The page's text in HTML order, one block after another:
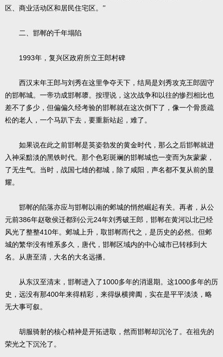
区、商业活动区和居民住宅区。”
二、邯郸的千年塌陷
1993年，复兴区政府所立王郎村碑
西汉末年王郎与刘秀在这里争夺天下，结局是刘秀攻克王郎固守
的邯郸城。一帝功成邯郸隳。按理说，这次战争和以往的惨烈相比也
差不了多少，但偏偏久经考验的邯郸就在这次倒下了，像一个骨质疏
松的老人，一个马趴下去，要重新站起，难了。
如果说在此之前邯郸是英姿勃发的黄金时代，那么之后邯郸就进
入神采黯淡的黑铁时代。那个色彩斑斓的邯郸城也一变而为灰蒙蒙，
了无生气。当时，战国七雄的都城，除了咸阳，声名都不复从前的显
耀。
邯郸的陷落亦应与邯郸以南的邺城的悄然崛起有关。再者，从公
元前386年赵敬侯迁都到公元24年刘秀破王郎，邯郸在黄河以北已经
风光了整整410年。邺城上升，取邯郸而代之，是历史的必然。但邺
城的繁华没有维系多久，唐代，邯郸区域内的中心城市已转移到大
名。从唐至清，大名的大名远播。
从东汉至清末，邯郸进入了 1000多年的消退期。这1000多年的历
史，远没有那400年来得精彩，来得纵横捭阖，实在是平平淡淡，略
无大事可叙。
胡服骑射的核心精神是开拓进取，然而邯郸却沉沦了。在祖先的
荣光之下沉沦了。